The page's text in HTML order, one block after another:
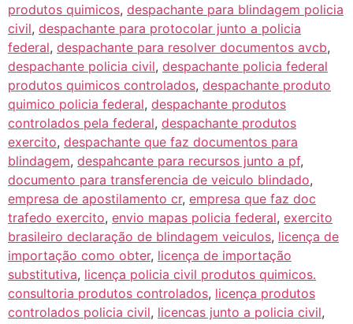
produtos quimicos, despachante para blindagem policia
civil, despachante para protocolar junto a policia
federal, despachante para resolver documentos avcb,
despachante policia civil, despachante policia federal
produtos quimicos controlados, despachante produto
quimico policia federal, despachante produtos
controlados pela federal, despachante produtos
exercito, despachante que faz documentos para
blindagem, despahcante para recursos junto a pf,
documento para transferencia de veiculo blindado,
empresa de apostilamento cr, empresa que faz doc
trafedo exercito, envio mapas policia federal, exercito
brasileiro declaração de blindagem veiculos, licença de
importação como obter, licença de importação
substitutiva, licença policia civil produtos quimicos.
consultoria produtos controlados, licença produtos
controlados policia civil, licencas junto a policia civil,